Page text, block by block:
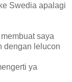
Swedia apalagi
saya
dengan lelucon
ya